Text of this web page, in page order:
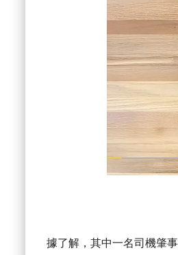
據了解，其中一名司機肇